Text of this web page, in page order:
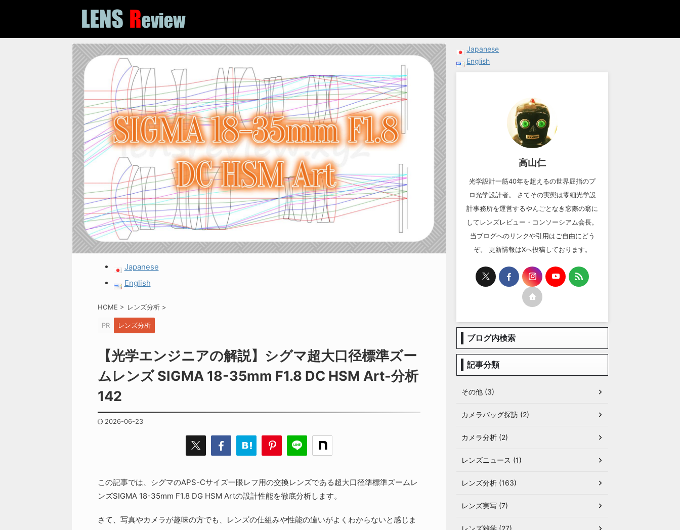
Japanese
English
HOME > レンズ分析 >
PR レンズ分析
【光学エンジニアの解説】シグマ超大口径標準ズー
ムレンズ SIGMA 18-35mm F1.8 DC HSM Art-分析
142
2026-06-23
この記事では、シグマのAPS-Cサイズ一眼レフ用の交換レンズである超大口径準標準ズームレ
ンズSIGMA 18-35mm F1.8 DG HSM Artの設計性能を徹底分析します。
さて、写真やカメラが趣味の方でも、レンズの仕組みや性能の違いがよくわからないと感じま
Japanese
English
高山仁
光学設計一筋40年を超えるの世界屈指のプ
ロ光学設計者。 さてその実態は零細光学設
計事務所を運営するやんごとなき窓際の翁に
してレンズレビュー・コンソーシアム会長。
当ブログへのリンクや引用はご自由にどう
ぞ。 更新情報はXへ投稿しております。
ブログ内検索
記事分類
その他 (3)
カメラバッグ探訪 (2)
カメラ分析 (2)
レンズニュース (1)
レンズ分析 (163)
レンズ実写 (7)
レンズ雑学 (27)